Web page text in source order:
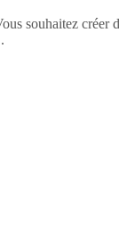
souhaitez créer